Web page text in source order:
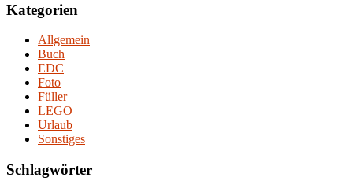
Kategorien
Allgemein
Buch
EDC
Foto
Füller
LEGO
Urlaub
Sonstiges
Schlagwörter